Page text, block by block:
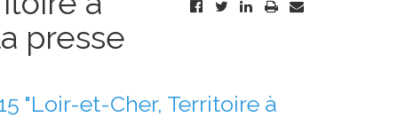
presse
"Loir-et-Cher, Territoire à